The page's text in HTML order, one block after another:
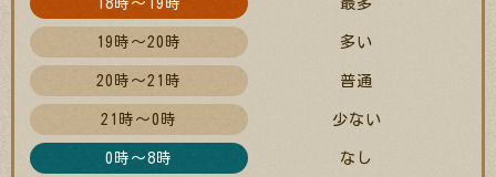
18時～19時 最多
19時～20時 多い
20時～21時 普通
21時～0時 少ない
0時～8時 なし